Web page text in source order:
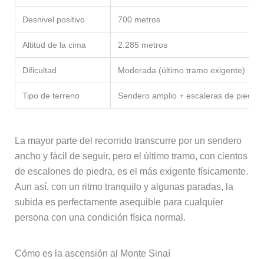
Desnivel positivo 700 metros
Altitud de la cima 2.285 metros
Dificultad Moderada (último tramo exigente)
Tipo de terreno Sendero amplio + escaleras de piedra
La mayor parte del recorrido transcurre por un sendero
ancho y fácil de seguir, pero el último tramo, con cientos
de escalones de piedra, es el más exigente físicamente.
Aun así, con un ritmo tranquilo y algunas paradas, la
subida es perfectamente asequible para cualquier
persona con una condición física normal.
Cómo es la ascensión al Monte Sinaí